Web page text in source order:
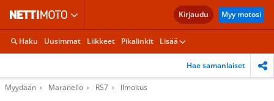
Kirjaudu Myy motosi
Haku Uusimmat Liikkeet Pikalinkit Lisää
Hae samanlaiset
Myydään Maranello RS7 Ilmoitus